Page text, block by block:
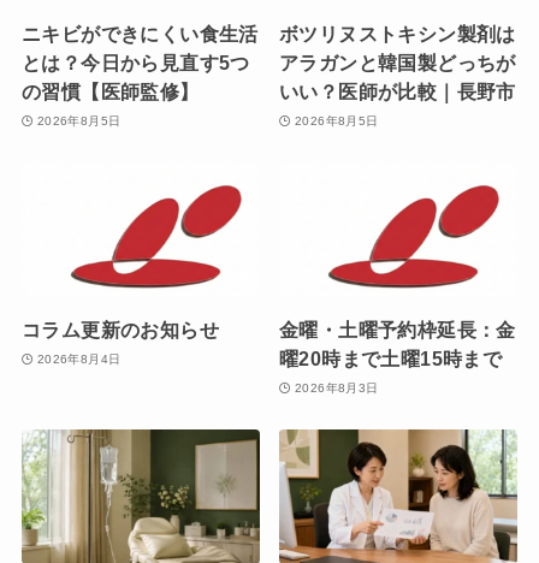
ニキビができにくい食生活
とは？今日から見直す5つ
の習慣【医師監修】
2026年8月5日
ボツリヌストキシン製剤は
アラガンと韓国製どっちが
いい？医師が比較｜長野市
2026年8月5日
コラム更新のお知らせ
2026年8月4日
金曜・土曜予約枠延長：金
曜20時まで土曜15時まで
2026年8月3日